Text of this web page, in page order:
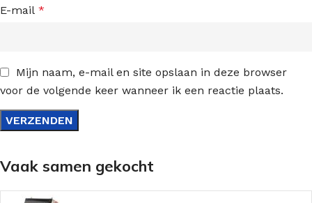
E-mail *
Mijn naam, e-mail en site opslaan in deze browser
voor de volgende keer wanneer ik een reactie plaats.
Vaak samen gekocht